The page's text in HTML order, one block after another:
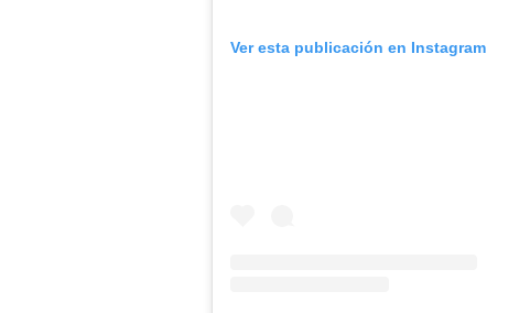
Ver esta publicación en Instagram